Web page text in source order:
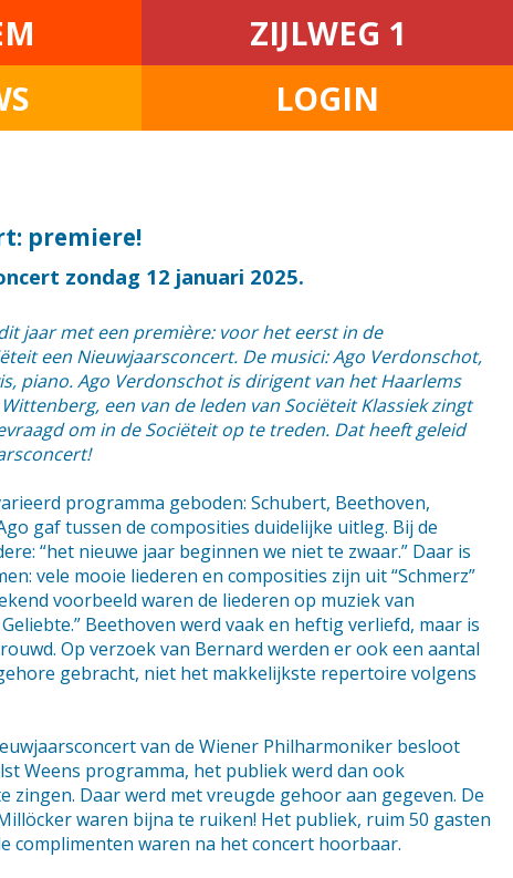
ZIJLWEG 1
LOGIN
premiere!
zondag 12 januari 2025.
jaar met een première: voor het eerst in de
een Nieuwjaarsconcert. De musici: Ago Verdonschot,
piano. Ago Verdonschot is dirigent van het Haarlems
een van de leden van Sociëteit Klassiek zingt
om in de Sociëteit op te treden. Dat heeft geleid
programma geboden: Schubert, Beethoven,
gaf tussen de composities duidelijke uitleg. Bij de
“het nieuwe jaar beginnen we niet te zwaar.” Daar is
vele mooie liederen en composities zijn uit “Schmerz”
voorbeeld waren de liederen op muziek van
Beethoven werd vaak en heftig verliefd, maar is
Op verzoek van Bernard werden er ook een aantal
gebracht, niet het makkelijkste repertoire volgens
van de Wiener Philharmoniker besloot
Weens programma, het publiek werd dan ook
zingen. Daar werd met vreugde gehoor aan gegeven. De
waren bijna te ruiken! Het publiek, ruim 50 gasten
complimenten waren na het concert hoorbaar.